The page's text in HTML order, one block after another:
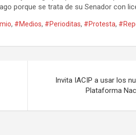
porque se trata de su Senador con
, #Medios, #Perioditas, #Protesta,
Invita IACIP a usar los
Plataforma